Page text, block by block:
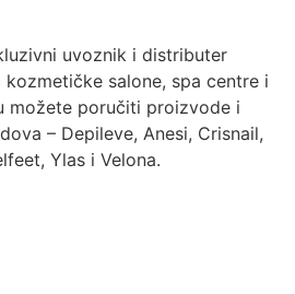
uvoznik i distributer
salone, spa centre i
možete poručiti proizvode i
– Depileve, Anesi, Crisnail,
Ylas i Velona.